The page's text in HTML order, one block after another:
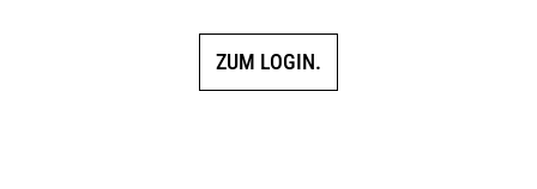
ZUM LOGIN.